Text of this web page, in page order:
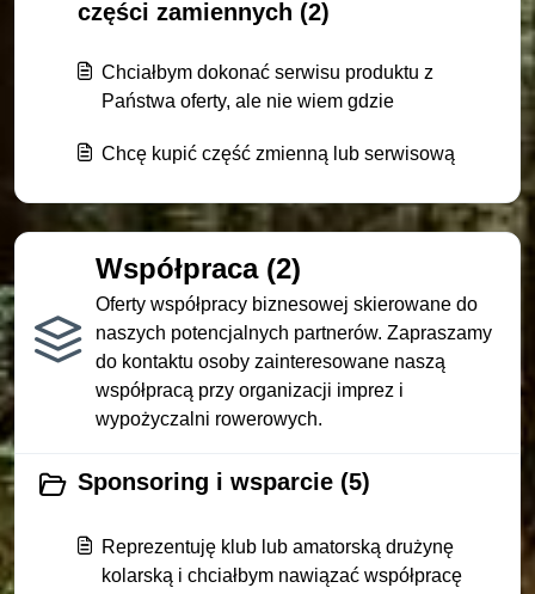
części zamiennych (2)
Chciałbym dokonać serwisu produktu z
Państwa oferty, ale nie wiem gdzie
Chcę kupić część zmienną lub serwisową
Współpraca (2)
Oferty współpracy biznesowej skierowane do
naszych potencjalnych partnerów. Zapraszamy
do kontaktu osoby zainteresowane naszą
współpracą przy organizacji imprez i
wypożyczalni rowerowych.
Sponsoring i wsparcie (5)
Reprezentuję klub lub amatorską drużynę
kolarską i chciałbym nawiązać współpracę